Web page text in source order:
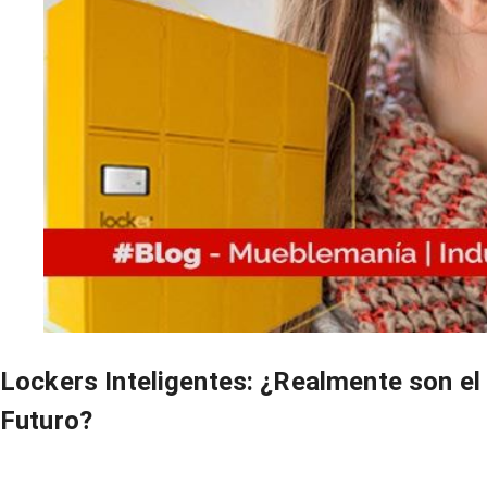
Lockers Inteligentes: ¿Realmente son el
Futuro?